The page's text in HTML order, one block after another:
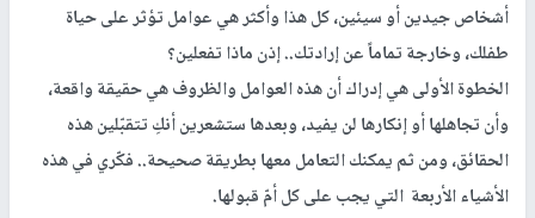
أشخاص جيدين أو سيئين، كل هذا وأكثر هي عوامل تؤثر على حياة
طفلك، وخارجة تماماً عن إرادتك.. إذن ماذا تفعلين؟
الخطوة الأولى هي إدراك أن هذه العوامل والظروف هي حقيقة واقعة،
وأن تجاهلها أو إنكارها لن يفيد، وبعدها ستشعرين أنكِ تتقبّلين هذه
الحقائق، ومن ثم يمكنك التعامل معها بطريقة صحيحة.. فكّري في هذه
الأشياء الأربعة التي يجب على كل أمّ قبولها.